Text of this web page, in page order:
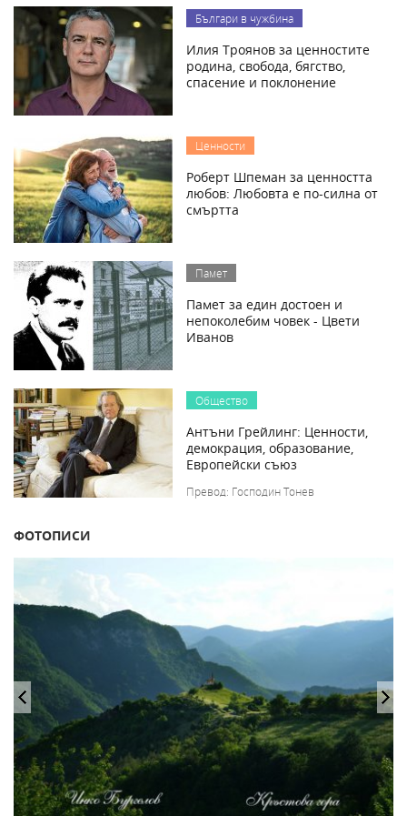
Българи в чужбина
Илия Троянов за ценностите
родина, свобода, бягство,
спасение и поклонение
Ценности
Роберт Шпеман за ценността
любов: Любовта е по-силна от
смъртта
Памет
Памет за един достоен и
непоколебим човек - Цвети
Иванов
Общество
Антъни Грейлинг: Ценности,
демокрация, образование,
Европейски съюз
Превод: Господин Тонев
ФОТОПИСИ